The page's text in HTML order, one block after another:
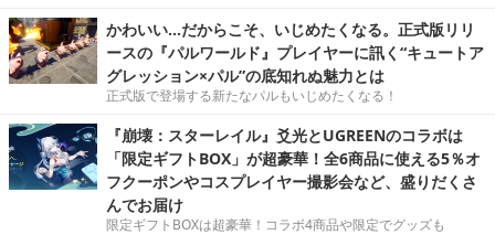
かわいい…だからこそ、いじめたくなる。正式版リリ
ースの『パルワールド』プレイヤーに訊く“キュートア
グレッション×パル”の底知れぬ魅力とは
正式版で登場する新たなパルもいじめたくなる！
『崩壊：スターレイル』爻光とUGREENのコラボは
「限定ギフトBOX」が超豪華！全6商品に使える5％オ
フクーポンやコスプレイヤー撮影会など、盛りだくさ
んでお届け
限定ギフトBOXは超豪華！コラボ4商品や限定でグッズも